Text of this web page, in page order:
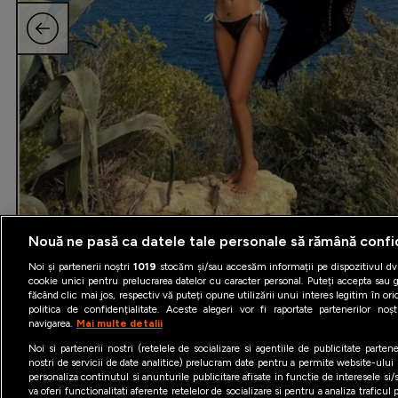
Nouă ne pasă ca datele tale personale să rămână
Noi și partenerii noștri1019 stocăm și/sau accesăm informații pe dispozitivul
cookie unici pentru prelucrarea datelor cu caracter personal. Puteți accepta sau
făcând clic mai jos, respectiv vă puteți opune utilizării unui interes legitim în
politica de confidențialitate. Aceste alegeri vor fi raportate partenerilor
navigarea. Mai multe detalii
Noi si partenerii nostri (retelele de socializare si agentiile de publicitate
nostri de servicii de date analitice) prelucram date pentru a permite website-
personaliza continutul si anunturile publicitare afisate in functie de interesele si/
va oferi functionalitati aferente retelelor de socializare si pentru a analiza traficul